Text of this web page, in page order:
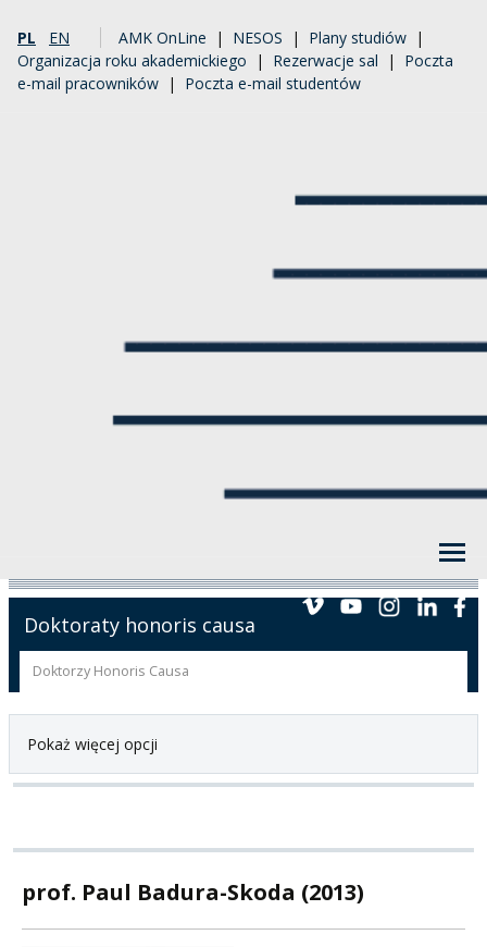
PL EN AMK OnLine | NESOS | Plany studiów |
Organizacja roku akademickiego | Rezerwacje sal | Poczta
e-mail pracowników | Poczta e-mail studentów
Doktoraty honoris causa
Doktorzy Honoris Causa
Pokaż więcej opcji
prof. Paul Badura-Skoda (2013)